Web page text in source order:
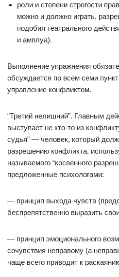
роли и степени строгости
можно и должно играть,
подобия театрального
и амплуа).
Выполнение упражнения
обсуждается по всем семи
управление конфликтом.
“Третий нелишний”. Главным
выступает не кто-то из
судья” — человек, который
разрешению конфликта,
называемого “косвенного
предложенные психологами:
— принцип выхода чувств
беспрепятственно выразить
— принцип эмоционального
сочувствия неправому (а
чаще всего приводит к